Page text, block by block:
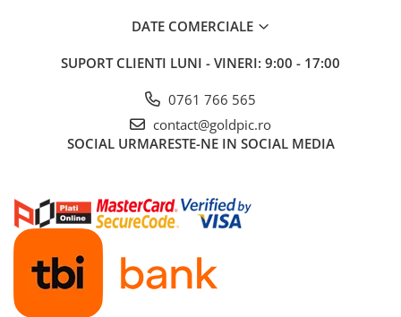
DATE COMERCIALE
SUPORT CLIENTI LUNI - VINERI: 9:00 - 17:00
0761 766 565
contact@goldpic.ro
SOCIAL URMARESTE-NE IN SOCIAL MEDIA